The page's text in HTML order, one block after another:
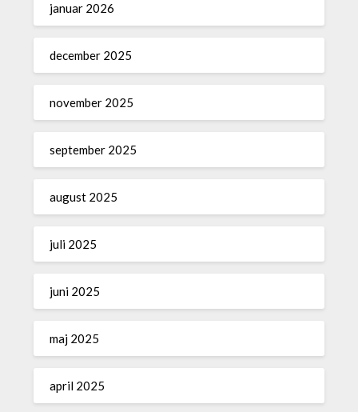
januar 2026
december 2025
november 2025
september 2025
august 2025
juli 2025
juni 2025
maj 2025
april 2025